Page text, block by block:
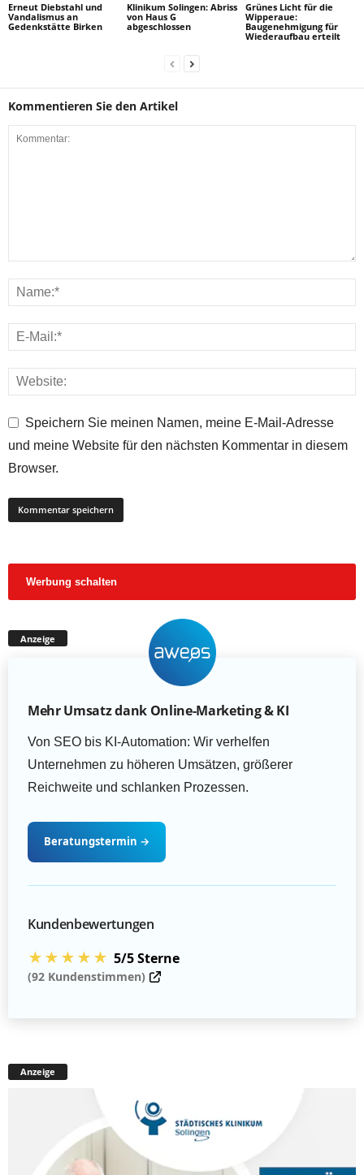
Erneut Diebstahl und
Vandalismus an
Gedenkstätte Birken
Klinikum Solingen: Abriss
von Haus G
abgeschlossen
Grünes Licht für die
Wipperaue:
Baugenehmigung für
Wiederaufbau erteilt
Kommentieren Sie den Artikel
Speichern Sie meinen Namen, meine E-Mail-Adresse
und meine Website für den nächsten Kommentar in diesem
Browser.
Werbung schalten
Anzeige
Mehr Umsatz dank Online-Marketing & KI
Von SEO bis KI-Automation: Wir verhelfen
Unternehmen zu höheren Umsätzen, größerer
Reichweite und schlanken Prozessen.
Beratungstermin →
Kundenbewertungen
★★★★★ 5/5 Sterne
(92 Kundenstimmen)
Anzeige